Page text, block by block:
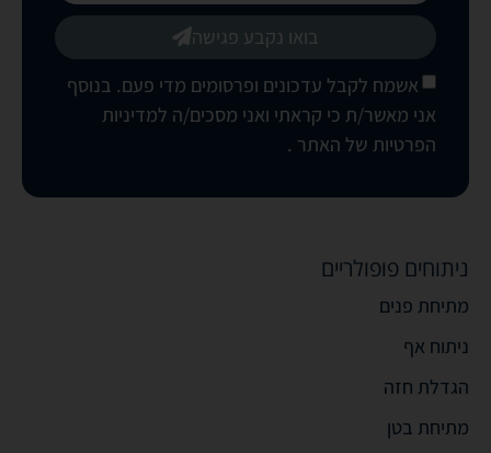
אשמח לקבל עדכונים ופרסומים מדי פעם. בנוסף
אני מאשר/ת כי קראתי ואני מסכים/ה למדיניות
הפרטיות של האתר .
בואו נקבע פגישה
ניתוחים פופולריים
מתיחת פנים
ניתוח אף
הגדלת חזה
מתיחת בטן